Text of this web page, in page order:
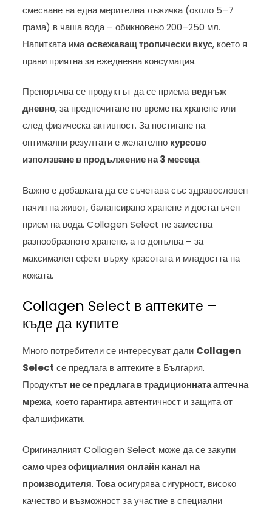
смесване на една мерителна лъжичка (около 5–7
грама) в чаша вода – обикновено 200–250 мл.
Напитката имаосвежаващ тропически вкус, което я
прави приятна за ежедневна консумация.
Препоръчва се продуктът да се приемаведнъж
дневно, за предпочитане по време на хранене или
след физическа активност. За постигане на
оптимални резултати е желателно курсово
използване в продължение на 3 месеца.
Важно е добавката да се съчетава със здравословен
начин на живот, балансирано хранене и достатъчен
прием на вода. Collagen Select не замества
разнообразното хранене, а го допълва – за
максимален ефект върху красотата и младостта на
кожата.
Collagen Select в аптеките –
къде да купите
Много потребители се интересуват дали Collagen
Select се предлага в аптеките в България.
Продуктът не се предлага в традиционната аптечна
мрежа, което гарантира автентичност и защита от
фалшификати.
Оригиналният Collagen Select може да се закупи
само чрез официалния онлайн канал на
производителя. Това осигурява сигурност, високо
качество и възможност за участие в специални